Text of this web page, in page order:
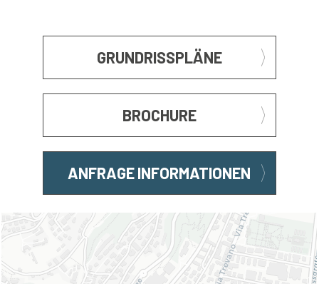
GRUNDRISSPLÄNE
BROCHURE
ANFRAGE INFORMATIONEN